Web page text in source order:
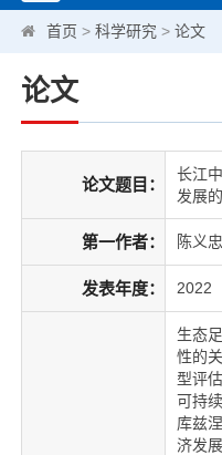
navigation
首页 >科学研究 >论文
论文
论文题目：
长江
发展
第一作者： 陈义
发表年度： 2022
生态
性的
型评
可持
库兹
济发